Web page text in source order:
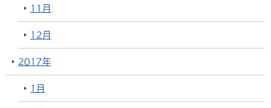
11月
12月
2017年
1月